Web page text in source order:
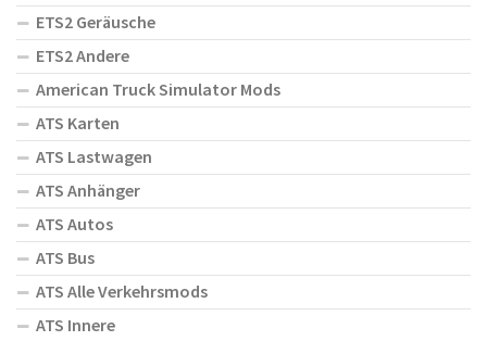
ETS2 Geräusche
ETS2 Andere
American Truck Simulator Mods
ATS Karten
ATS Lastwagen
ATS Anhänger
ATS Autos
ATS Bus
ATS Alle Verkehrsmods
ATS Innere